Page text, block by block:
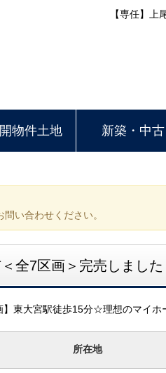
【専任】
物件土地 新築・中古
い合わせください。
＜全7区画＞完売しまし
】東大宮駅徒歩15分☆理想のマイ
所在地